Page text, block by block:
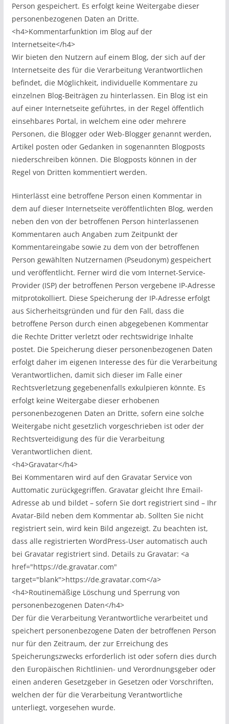
Person gespeichert. Es erfolgt keine Weitergabe dieser
personenbezogenen Daten an Dritte.
<h4>Kommentarfunktion im Blog auf der
Internetseite</h4>
Wir bieten den Nutzern auf einem Blog, der sich auf der
Internetseite des für die Verarbeitung Verantwortlichen
befindet, die Möglichkeit, individuelle Kommentare zu
einzelnen Blog-Beiträgen zu hinterlassen. Ein Blog ist ein
auf einer Internetseite geführtes, in der Regel öffentlich
einsehbares Portal, in welchem eine oder mehrere
Personen, die Blogger oder Web-Blogger genannt werden,
Artikel posten oder Gedanken in sogenannten Blogposts
niederschreiben können. Die Blogposts können in der
Regel von Dritten kommentiert werden.
Hinterlässt eine betroffene Person einen Kommentar in
dem auf dieser Internetseite veröffentlichten Blog, werden
neben den von der betroffenen Person hinterlassenen
Kommentaren auch Angaben zum Zeitpunkt der
Kommentareingabe sowie zu dem von der betroffenen
Person gewählten Nutzernamen (Pseudonym) gespeichert
und veröffentlicht. Ferner wird die vom Internet-Service-
Provider (ISP) der betroffenen Person vergebene IP-Adresse
mitprotokolliert. Diese Speicherung der IP-Adresse erfolgt
aus Sicherheitsgründen und für den Fall, dass die
betroffene Person durch einen abgegebenen Kommentar
die Rechte Dritter verletzt oder rechtswidrige Inhalte
postet. Die Speicherung dieser personenbezogenen Daten
erfolgt daher im eigenen Interesse des für die Verarbeitung
Verantwortlichen, damit sich dieser im Falle einer
Rechtsverletzung gegebenenfalls exkulpieren könnte. Es
erfolgt keine Weitergabe dieser erhobenen
personenbezogenen Daten an Dritte, sofern eine solche
Weitergabe nicht gesetzlich vorgeschrieben ist oder der
Rechtsverteidigung des für die Verarbeitung
Verantwortlichen dient.
<h4>Gravatar</h4>
Bei Kommentaren wird auf den Gravatar Service von
Auttomatic zurückgegriffen. Gravatar gleicht Ihre Email-
Adresse ab und bildet – sofern Sie dort registriert sind – Ihr
Avatar-Bild neben dem Kommentar ab. Sollten Sie nicht
registriert sein, wird kein Bild angezeigt. Zu beachten ist,
dass alle registrierten WordPress-User automatisch auch
bei Gravatar registriert sind. Details zu Gravatar: <a
href="https://de.gravatar.com"
target="blank">https://de.gravatar.com</a>
<h4>Routinemäßige Löschung und Sperrung von
personenbezogenen Daten</h4>
Der für die Verarbeitung Verantwortliche verarbeitet und
speichert personenbezogene Daten der betroffenen Person
nur für den Zeitraum, der zur Erreichung des
Speicherungszwecks erforderlich ist oder sofern dies durch
den Europäischen Richtlinien- und Verordnungsgeber oder
einen anderen Gesetzgeber in Gesetzen oder Vorschriften,
welchen der für die Verarbeitung Verantwortliche
unterliegt, vorgesehen wurde.